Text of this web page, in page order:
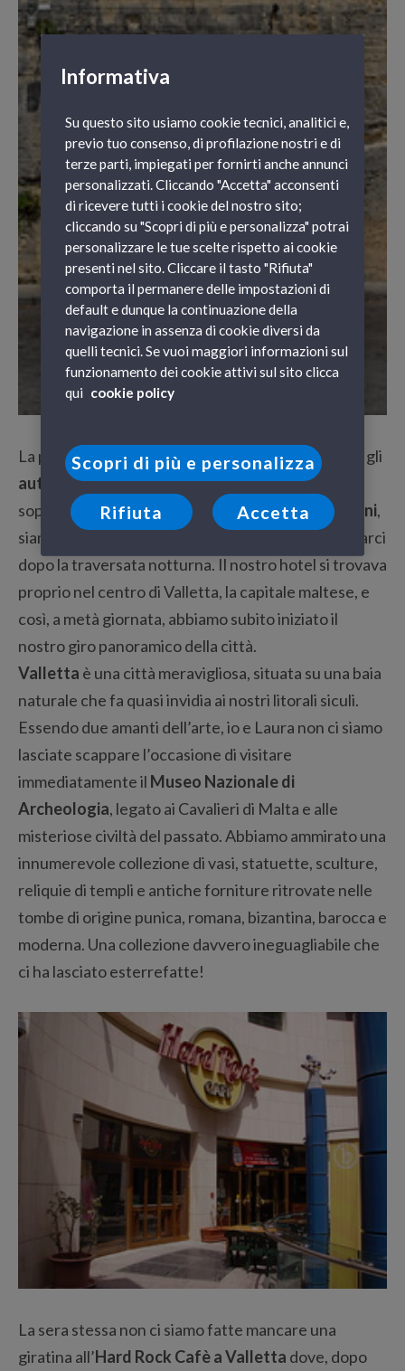
La prima cosa che mi ha colpito di Malta sono stati gli
autobus: gialli e rossi! Grazie al comodo e
soprattutto economico
servizio di trasporti urbani,
siamo subito arrivate al nostro albergo per rifocillarci
dopo la traversata notturna. Il nostro hotel si trovava
proprio nel centro di Valletta, la capitale maltese, e
così, a metà giornata, abbiamo subito iniziato il
nostro giro panoramico della città.
Valletta è una città meravigliosa, situata su una baia
naturale che fa quasi invidia ai nostri litorali siculi.
Essendo due amanti dell’arte, io e Laura non ci siamo
lasciate scappare l’occasione di visitare
immediatamente il Museo Nazionale di
Archeologia, legato ai Cavalieri di Malta e alle
misteriose civiltà del passato. Abbiamo ammirato una
innumerevole collezione di vasi, statuette, sculture,
reliquie di templi e antiche forniture ritrovate nelle
tombe di origine punica, romana, bizantina, barocca e
moderna. Una collezione davvero ineguagliabile che
ci ha lasciato esterrefatte!
La sera stessa non ci siamo fatte mancare una
giratina all’Hard Rock Cafè a Valletta dove, dopo
Informativa
Su questo sito usiamo cookie tecnici, analitici e,
previo tuo consenso, di profilazione nostri e di
terze parti, impiegati per fornirti anche annunci
personalizzati. Cliccando "Accetta" acconsenti
di ricevere tutti i cookie del nostro sito;
cliccando su "Scopri di più e personalizza" potrai
personalizzare le tue scelte rispetto ai cookie
presenti nel sito. Cliccare il tasto "Rifiuta"
comporta il permanere delle impostazioni di
default e dunque la continuazione della
navigazione in assenza di cookie diversi da
quelli tecnici. Se vuoi maggiori informazioni sul
funzionamento dei cookie attivi sul sito clicca
qui cookie policy
Scopri di più e personalizza
Rifiuta Accetta